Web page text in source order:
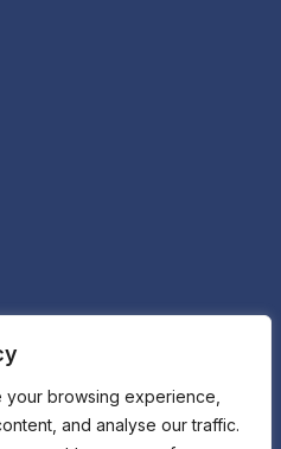
browsing experience,
and analyse our traffic.